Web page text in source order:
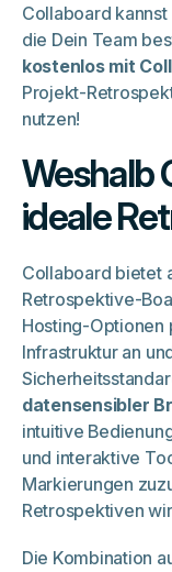
Collaboard
die Dein Team
kostenlos mit
Projekt-
nutzen!
Weshalb
ideale
Collaboard bietet
Retrospektive-
Hosting-Optionen
Infrastruktur an
datensensibler
intuitive
und interaktive
Markierungen
Retrospektiven
Die Kombination